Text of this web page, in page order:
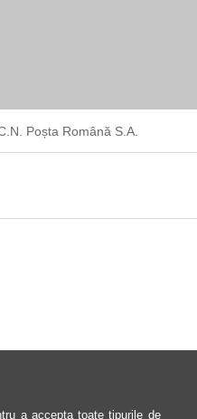
a accepta toate tipurile de
Poșta Română S.A.